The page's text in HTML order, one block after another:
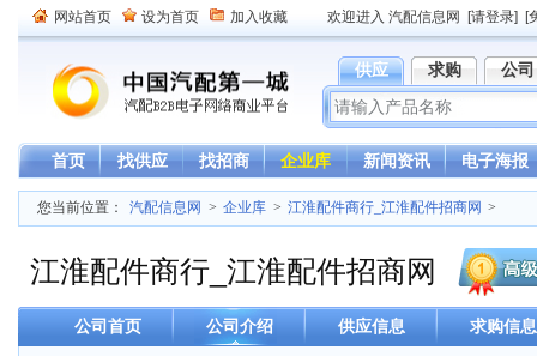
网站首页 设为首页 加入收藏 欢迎进入 汽配信息网 [请登录] [
供应 求购 公司
首页 找供应 找招商 企业库 新闻资讯 电子海报
您当前位置： 汽配信息网 > 企业库 > 江淮配件商行_江淮配件招商网 >
江淮配件商行_江淮配件招商网
公司首页 公司介绍 供应信息 求购信息